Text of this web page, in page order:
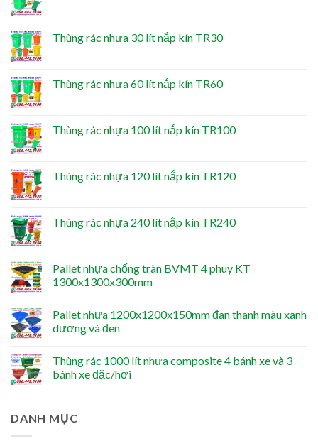
Thùng rác nhựa 30 lít nắp kín TR30
Thùng rác nhựa 60 lít nắp kín TR60
Thùng rác nhựa 100 lít nắp kín TR100
Thùng rác nhựa 120 lít nắp kín TR120
Thùng rác nhựa 240 lít nắp kín TR240
Pallet nhựa chống tràn BVMT 4 phuy KT
1300x1300x300mm
Pallet nhựa 1200x1200x150mm đan thanh màu xanh
dương và đen
Thùng rác 1000 lít nhựa composite 4 bánh xe và 3
bánh xe đặc/hơi
DANH MỤC